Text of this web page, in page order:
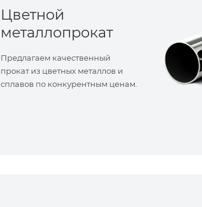
Цветной
металлопрокат
Предлагаем качественный
прокат из цветных металлов и
сплавов по конкурентным ценам.